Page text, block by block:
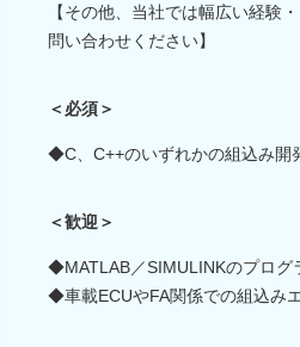
【その他、当社では幅広い経験
問い合わせください】
＜必須＞
◆C、C++のいずれかの組込み開
＜歓迎＞
◆MATLAB／SIMULINKのプログ
◆車載ECUやFA関係での組込み